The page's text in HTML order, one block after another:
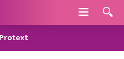
Navigace
Protext